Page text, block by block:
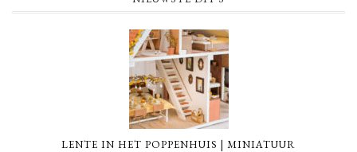
LENTE IN HET POPPENHUIS | MINIATUUR